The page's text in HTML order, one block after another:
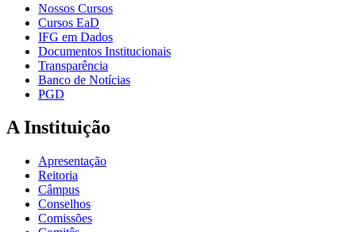
Nossos Cursos
Cursos EaD
IFG em Dados
Documentos Institucionais
Transparência
Banco de Notícias
PGD
A Instituição
Apresentação
Reitoria
Câmpus
Conselhos
Comissões